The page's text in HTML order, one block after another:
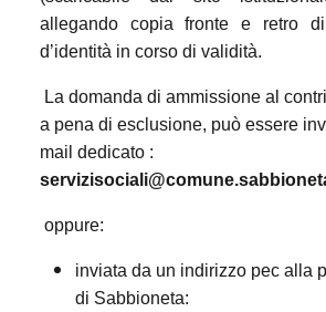
allegando copia fronte e retro
d’identità in corso di validità.
La domanda di ammissione al
a pena di esclusione, può essere
mail dedicato :
oppure:
inviata da un indirizzo pec alla
di Sabbioneta: